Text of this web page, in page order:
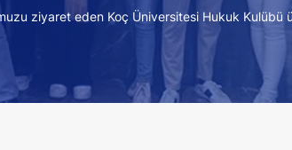
ziyaret eden Koç Üniversitesi Hukuk